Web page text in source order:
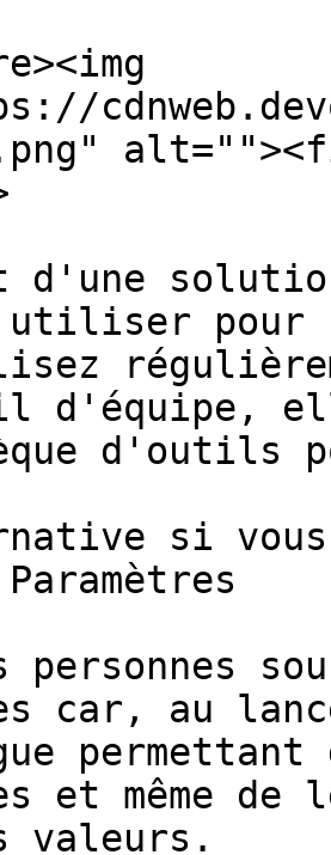
pour
d'équipe,
d'outils
si
personnes
car, au
et même
valeurs.